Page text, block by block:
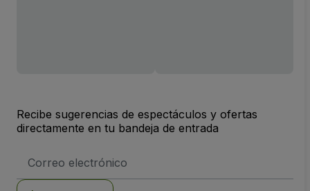
Recibe sugerencias de espectáculos y ofertas
directamente en tu bandeja de entrada
de